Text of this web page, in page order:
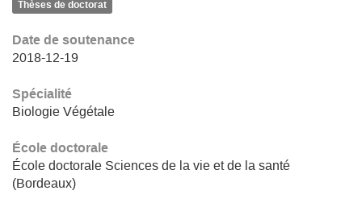
Thèses de doctorat
Date de soutenance
2018-12-19
Spécialité
Biologie Végétale
École doctorale
École doctorale Sciences de la vie et de la santé
(Bordeaux)